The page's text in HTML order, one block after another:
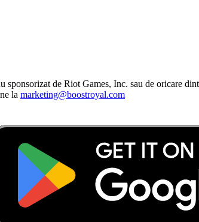
sponsorizat de Riot Games, Inc. sau de oricare
la marketing@boostroyal.com